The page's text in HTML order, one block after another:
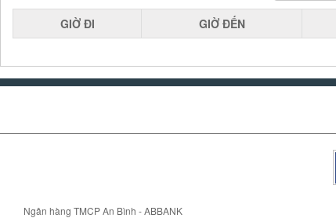
GIỜ ĐI GIỜ ĐẾN
Ngân hàng TMCP An Bình - ABBANK